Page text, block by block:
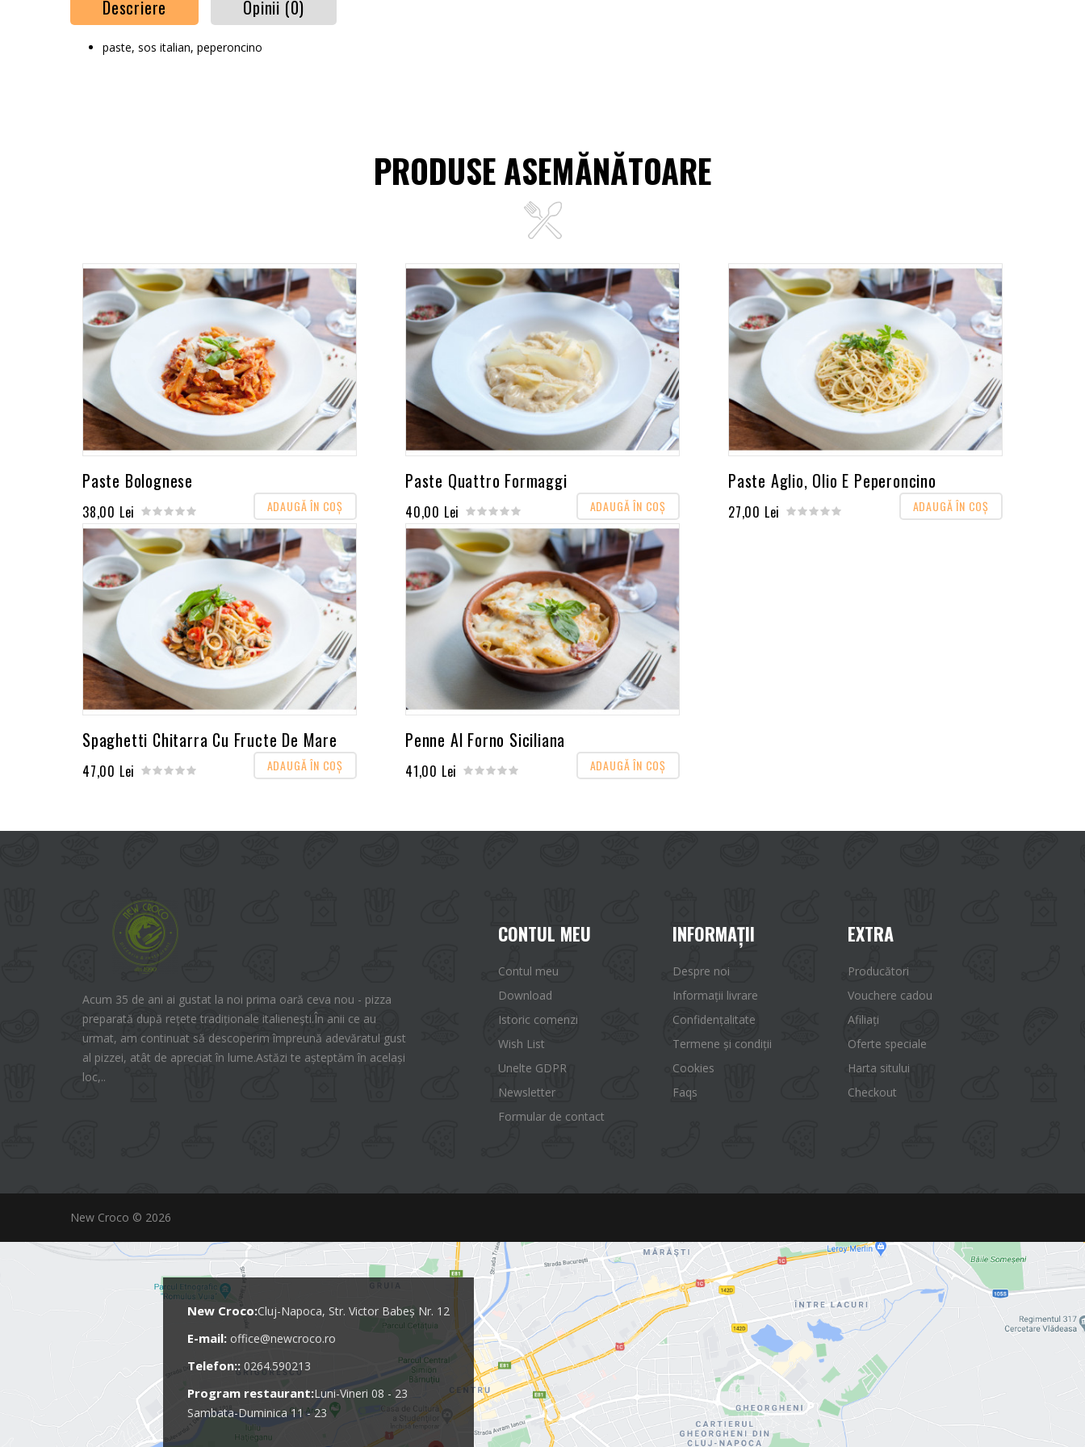
Descriere Opinii (0)
paste, sos italian, peperoncino
PRODUSE ASEMĂNĂTOARE
Paste Bolognese
38,00 Lei ADAUGĂ ÎN COŞ
Paste Quattro Formaggi
40,00 Lei ADAUGĂ ÎN COŞ
Paste Aglio, Olio E Peperoncino
27,00 Lei ADAUGĂ ÎN COŞ
Spaghetti Chitarra Cu Fructe De Mare
47,00 Lei ADAUGĂ ÎN COŞ
Penne Al Forno Siciliana
41,00 Lei ADAUGĂ ÎN COŞ
Acum 35 de ani ai gustat la noi prima oară ceva nou - pizza
preparată după rețete tradiționale italienești.În anii ce au
urmat, am continuat să descoperim împreună adevăratul gust
al pizzei, atât de apreciat în lume.Astăzi te așteptăm în același
loc,..
CONTUL MEU
Contul meu
Download
Istoric comenzi
Wish List
Unelte GDPR
Newsletter
Formular de contact
INFORMAŢII
Despre noi
Informații livrare
Confidențalitate
Termene și condiții
Cookies
Faqs
EXTRA
Producători
Vouchere cadou
Afiliaţi
Oferte speciale
Harta sitului
Checkout
New Croco © 2026
New Croco:Cluj-Napoca, Str. Victor Babeș Nr. 12
E-mail: office@newcroco.ro
Telefon:: 0264.590213
Program restaurant:Luni-Vineri 08 - 23
Sambata-Duminica 11 - 23